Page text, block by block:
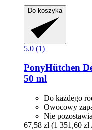
Do koszyka
5.0 (1)
PonyHütchen
50 ml
Do każdego
Owocowy
Nie
67,58 zł (1 351,60 zł